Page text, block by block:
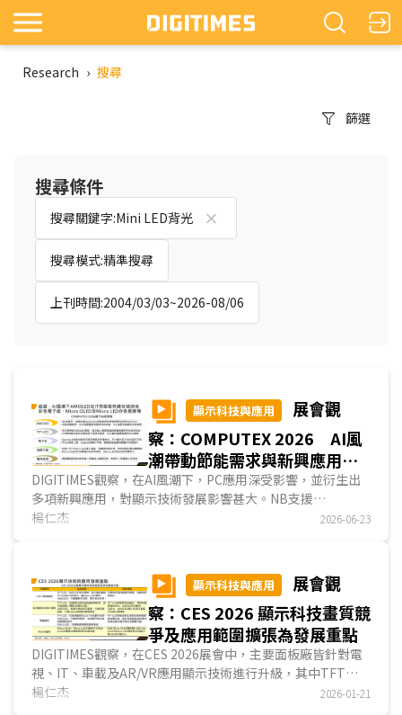
Research › 搜尋
篩選
搜尋條件
搜尋關鍵字:Mini LED背光
搜尋模式:精準搜尋
上刊時間:2004/03/03~2026-08/06
顯示科技與應用
展會觀
察：COMPUTEX 2026 AI風
潮帶動節能需求與新興應用
提升AMOLED在PC市佔並擴大
電子紙和微顯示器商機
DIGITIMES觀察，在AI風潮下，PC應用深受影響，並衍生出
多項新興應用，對顯示技術發展影響甚大。NB支援
OpenClaw AI功能，對算力與節能要求趨嚴，有利於廠商改採
板節能需求趨嚴，有利彩色電子紙發展；AI雙向翻譯器提升透
明顯示器需求；AR眼鏡沉浸式視覺，提升微顯示器發展；而
無人機與人形機器人則創造無人機控制器與改善機器人手部感
測能力的需求。...
楊仁杰 2026-06-23
顯示科技與應用
展會觀
察：CES 2026 顯示科技畫質競
爭及應用範圍擴張為發展重點
DIGITIMES觀察，在CES 2026展會中，主要面板廠皆針對電
視、IT、車載及AR/VR應用顯示技術進行升級，其中TFT
LCD業者主要改良背光模組結構，以提升色彩表現與對比值；
楊仁杰 2026-01-21